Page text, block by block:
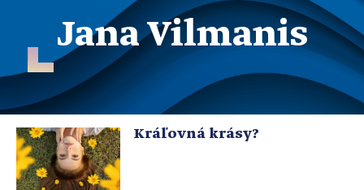
Jana Vilmanis
Kráľovná krásy?